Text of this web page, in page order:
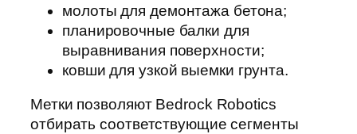
молоты для демонтажа бетона;
планировочные балки для
выравнивания поверхности;
ковши для узкой выемки грунта.
Метки позволяют Bedrock Robotics
отбирать соответствующие сегменты